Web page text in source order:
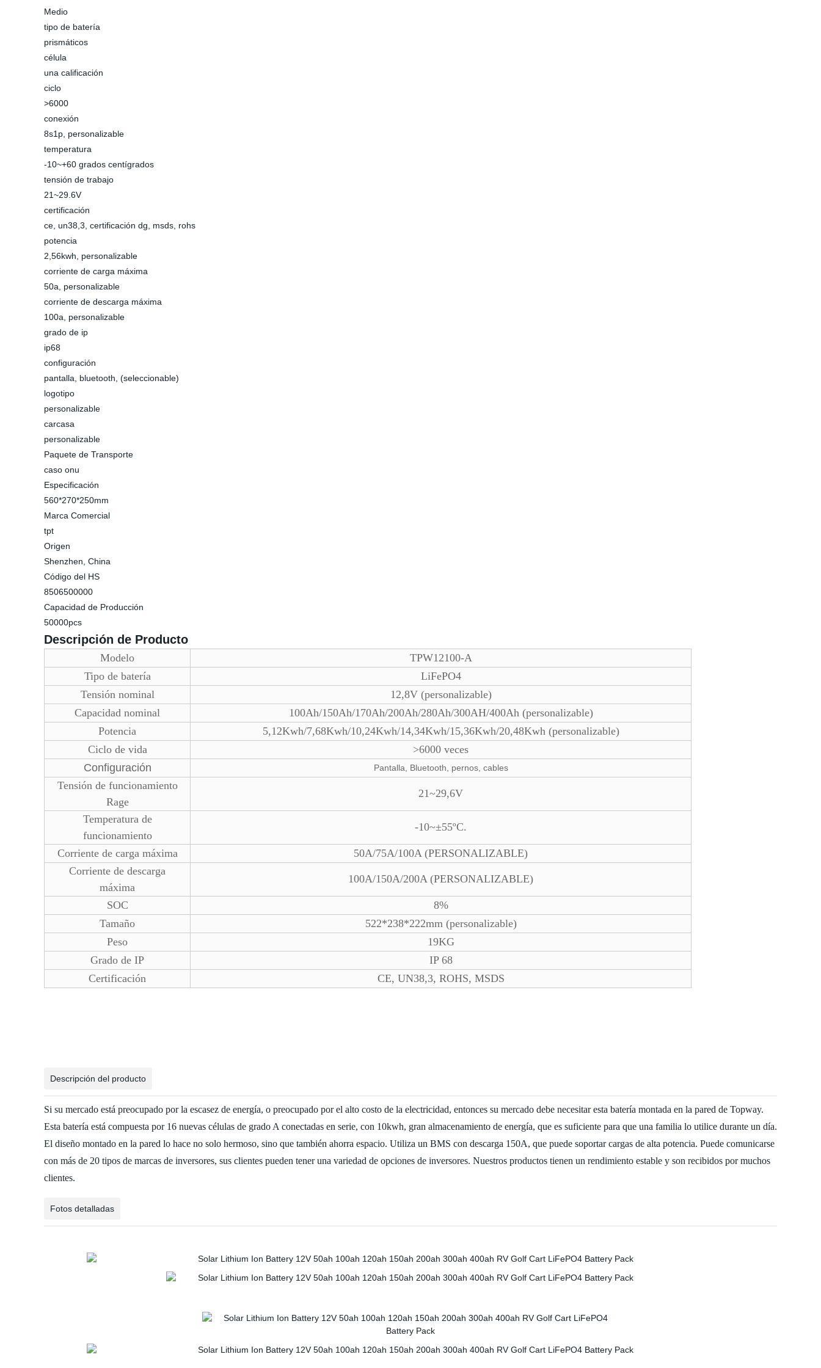
Medio
tipo de batería
prismáticos
célula
una calificación
ciclo
>6000
conexión
8s1p, personalizable
temperatura
-10~+60 grados centígrados
tensión de trabajo
21~29.6V
certificación
ce, un38,3, certificación dg, msds, rohs
potencia
2,56kwh, personalizable
corriente de carga máxima
50a, personalizable
corriente de descarga máxima
100a, personalizable
grado de ip
ip68
configuración
pantalla, bluetooth, (seleccionable)
logotipo
personalizable
carcasa
personalizable
Paquete de Transporte
caso onu
Especificación
560*270*250mm
Marca Comercial
tpt
Origen
Shenzhen, China
Código del HS
8506500000
Capacidad de Producción
50000pcs
Descripción de Producto
Modelo
TPW12100-A
Tipo de batería
LiFePO4
Tensión nominal
12,8V (personalizable)
Capacidad nominal
100Ah/150Ah/170Ah/200Ah/280Ah/300AH/400Ah (personalizable)
Potencia
5,12Kwh/7,68Kwh/10,24Kwh/14,34Kwh/15,36Kwh/20,48Kwh (personalizable)
Ciclo de vida
>6000 veces
Configuración
Pantalla, Bluetooth, pernos, cables
Tensión de funcionamiento
Rage
21~29,6V
Temperatura de
funcionamiento
-10~±55ºC.
Corriente de carga máxima
50A/75A/100A (PERSONALIZABLE)
Corriente de descarga
máxima
100A/150A/200A (PERSONALIZABLE)
SOC
8%
Tamaño
522*238*222mm (personalizable)
Peso
19KG
Grado de IP
IP 68
Certificación
CE, UN38,3, ROHS, MSDS
Descripción del producto
Si su mercado está preocupado por la escasez de energía, o preocupado por el alto costo de la electricidad, entonces su mercado debe necesitar esta batería montada en la pared de Topway.
Esta batería está compuesta por 16 nuevas células de grado A conectadas en serie, con 10kwh, gran almacenamiento de energía, que es suficiente para que una familia lo utilice durante un día.
El diseño montado en la pared lo hace no solo hermoso, sino que también ahorra espacio. Utiliza un BMS con descarga 150A, que puede soportar cargas de alta potencia. Puede comunicarse
con más de 20 tipos de marcas de inversores, sus clientes pueden tener una variedad de opciones de inversores. Nuestros productos tienen un rendimiento estable y son recibidos por muchos
clientes.
Fotos detalladas